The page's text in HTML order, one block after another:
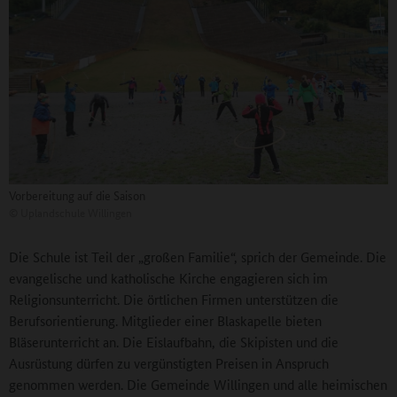
Die Schule ist Teil der „großen Familie“, sprich der Gemeinde. Die
evangelische und katholische Kirche engagieren sich im
Religionsunterricht. Die örtlichen Firmen unterstützen die
Berufsorientierung. Mitglieder einer Blaskapelle bieten
Bläserunterricht an. Die Eislaufbahn, die Skipisten und die
Ausrüstung dürfen zu vergünstigten Preisen in Anspruch
genommen werden. Die Gemeinde Willingen und alle heimischen